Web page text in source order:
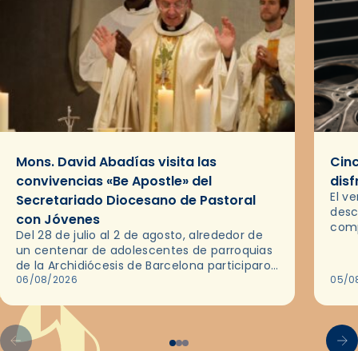
Mons. David Abadías visita las
convivencias «Be Apostle» del
Secretariado Diocesano de Pastoral
con Jóvenes
Del 28 de julio al 2 de agosto, alrededor de
un centenar de adolescentes de parroquias
de la Archidiócesis de Barcelona participaron
en las convivencias Be Apostle, organizadas
06/08/2026
El
05/